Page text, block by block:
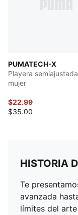
PUMATECH-X
Playera
mujer
$22.99
$35.00
HISTORIA
Te
avanzada
límites del